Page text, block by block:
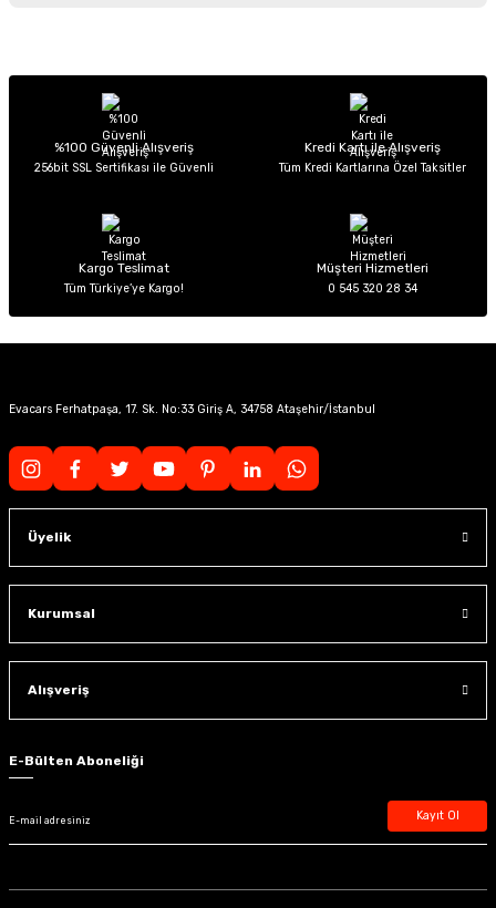
Ürün açıklamasında eksik bilgiler bulunuyor.
Ürün bilgilerinde hatalar bulunuyor.
Ürün fiyatı diğer sitelerden daha pahalı.
Sitemize ilk yorumu siz yapın!
%100 Güvenli Alışveriş
256bit SSL Sertifikası ile Güvenli
Kredi Kartı ile Alışveriş
Tüm Kredi Kartlarına Özel Taksitler
Kargo Teslimat
Tüm Türkiye’ye Kargo!
Müşteri Hizmetleri
0 545 320 28 34
Evacars Ferhatpaşa, 17. Sk. No:33 Giriş A, 34758 Ataşehir/İstanbul
Üyelik
Kurumsal
Alışveriş
E-Bülten Aboneliği
Kayıt Ol